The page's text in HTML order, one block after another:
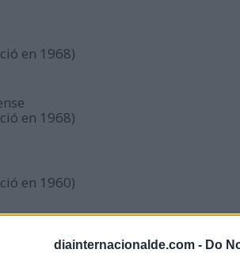
diainternacionalde.com - Do
en 1968)
en 1968)
en 1960)
en 1958)